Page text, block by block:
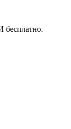
бесплатно.